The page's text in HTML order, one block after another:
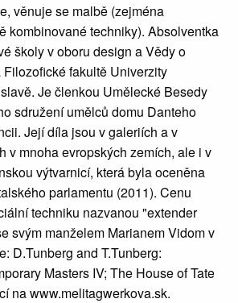
věnuje se malbě (zejména
kombinované techniky). Absolventka
školy v oboru design a Vědy o
fakultě Univerzity
Je členkou Umělecké Besedy
sdružení umělců domu Danteho
Její díla jsou v galeriích a v
v mnoha evropských zemích, ale i v
výtvarnicí, která byla oceněna
parlamentu (2011). Cenu
techniku nazvanou "extender
svým manželem Marianem Vidom v
D.Tunberg and T.Tunberg:
Masters IV; The House of Tate
na www.melitagwerkova.sk.